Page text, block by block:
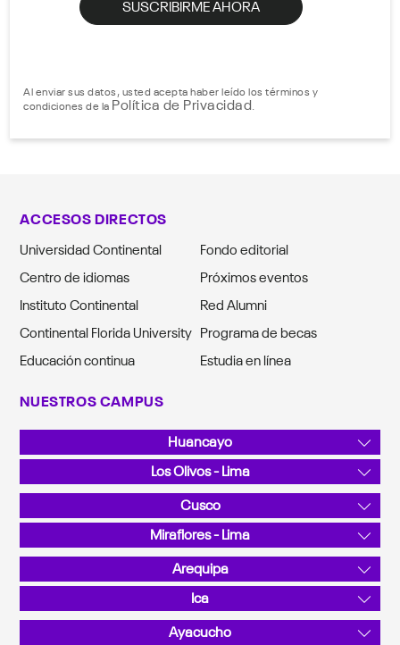
Al enviar sus datos, usted acepta haber leído los términos y
condiciones de la Política de Privacidad
ACCESOS DIRECTOS
Universidad Continental
Fondo editorial
Centro de idiomas
Próximos eventos
Instituto Continental
Red Alumni
Continental Florida University Programa de becas
Educación continua
Estudia en línea
NUESTROS CAMPUS
Huancayo
Av. San Carlos 1980, Urb. San Antonio
Teléfono: 064 481430
Los Olivos - Lima
Av. Alfredo Mendiola 5210
Teléfono: 01 2132760
Cusco
Sector Angostura KM 10, San Jerónimo
Teléfono: 084 480070
Miraflores - Lima
Calle Junín 355
Teléfono: 01 2132760
Arequipa
La Canseco II / Sector: Valle Chili - José Luis Bustamante y
Rivero
Teléfono: 054 412030
Ica
Calle C N.° 201, Parque Industrial
Teléfono: 056 458008
Ayacucho